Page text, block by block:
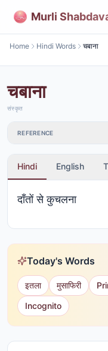
Murli
Home Hindi Words चबाना
चबाना
संस्कृत
REFERENCE
Hindi English
दाँतों से कुचलना
Today's Words
इतला मुसाफिरी
Incognito